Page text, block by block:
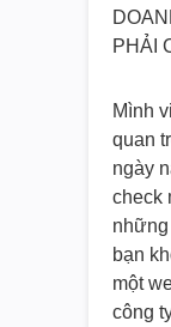
PHẢI
Mình
quan
ngày
check
những
bạn
một
công